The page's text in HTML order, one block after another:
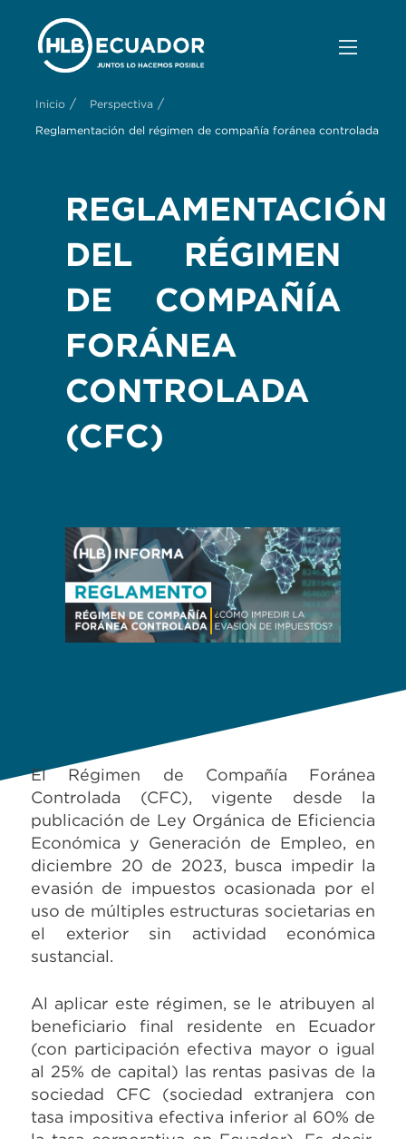
Inicio / Perspectiva /
Reglamentación del régimen de compañía foránea controlada
REGLAMENTACIÓN
DEL RÉGIMEN
DE COMPAÑÍA
FORÁNEA
CONTROLADA
(CFC)
El Régimen de Compañía Foránea
Controlada (CFC), vigente desde la
publicación de Ley Orgánica de Eficiencia
Económica y Generación de Empleo, en
diciembre 20 de 2023, busca impedir la
evasión de impuestos ocasionada por el
uso de múltiples estructuras societarias en
el exterior sin actividad económica
sustancial.
Al aplicar este régimen, se le atribuyen al
beneficiario final residente en Ecuador
(con participación efectiva mayor o igual
al 25% de capital) las rentas pasivas de la
sociedad CFC (sociedad extranjera con
tasa impositiva efectiva inferior al 60% de